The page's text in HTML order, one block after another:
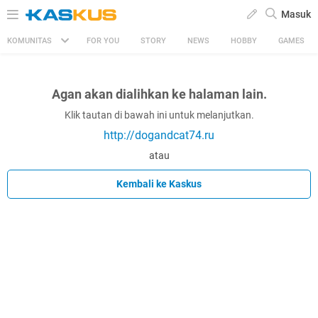
Masuk
KOMUNITAS FOR YOU STORY NEWS HOBBY GAMES
Agan akan dialihkan ke halaman lain.
Klik tautan di bawah ini untuk melanjutkan.
http://dogandcat74.ru
atau
Kembali ke Kaskus